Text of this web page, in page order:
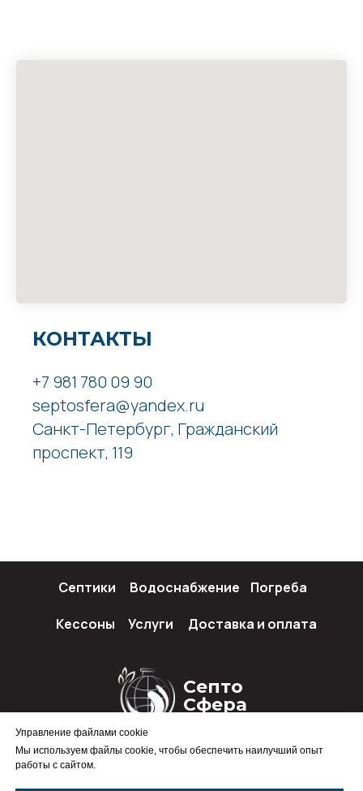
Управление файлами cookie
Мы используем файлы cookie, чтобы обеспечить наилучший опыт
работы с сайтом.
КОНТАКТЫ
+7 981 780 09 90
septosfera@yandex.ru
Санкт-Петербург, Гражданский
проспект, 119
Септо
Сфера
Септики Водоснабжение Погреба
Кессоны Услуги Доставка и оплата